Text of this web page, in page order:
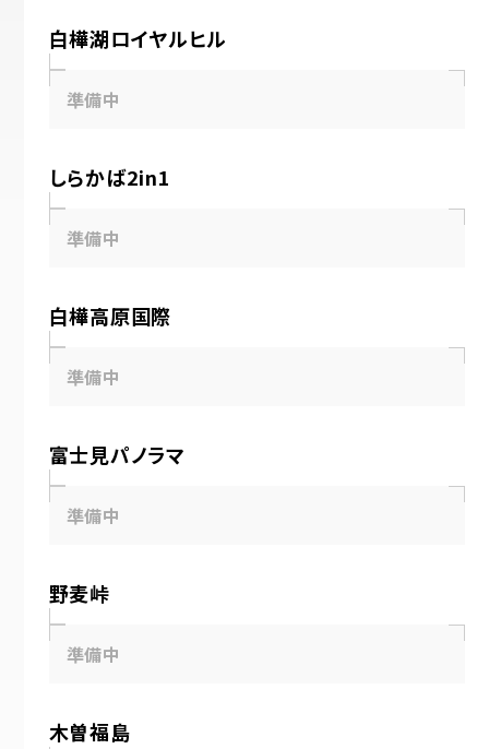
白樺湖ロイヤルヒル
準備中
しらかば2in1
準備中
白樺高原国際
準備中
富士見パノラマ
準備中
野麦峠
準備中
木曽福島